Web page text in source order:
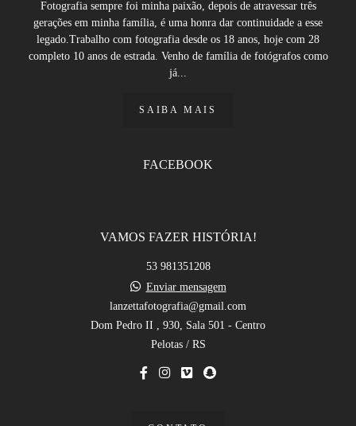
Fotografia sempre foi minha paixão, depois de atravessar três
gerações em minha família, é uma honra dar continuidade a esse
legado.Trabalho com fotografia desde os 18 anos, hoje com 28
completo 10 anos de estrada. Venho de família de fotógrafos como
já...
SAIBA MAIS
FACEBOOK
VAMOS FAZER HISTÓRIA!
53 981351208
Enviar mensagem
lanzettafotografia@gmail.com
Dom Pedro II , 930, Sala 501 - Centro
Pelotas / RS